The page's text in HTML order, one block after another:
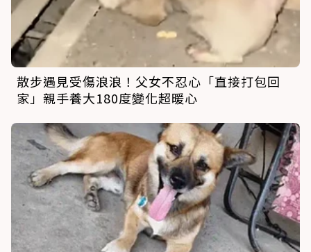
散步遇見受傷浪浪！父女不忍心「直接打包回
家」親手養大180度變化超暖心